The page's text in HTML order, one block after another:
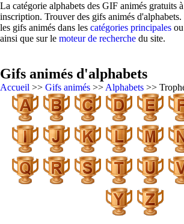
La catégorie alphabets des GIF animés gratuits
inscription. Trouver des gifs animés
les gifs animés dans les catégories principales ou
ainsi que sur le moteur de recherche du site.
Gifs animés d'alphabets
Accueil >> Gifs animés >> Alphabets >>